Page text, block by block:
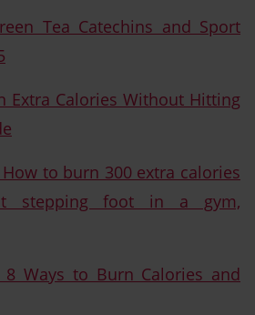
Tea Catechins and Sport
Extra Calories Without Hitting
to burn 300 extra calories
stepping foot in a gym,
8 Ways to Burn Calories and